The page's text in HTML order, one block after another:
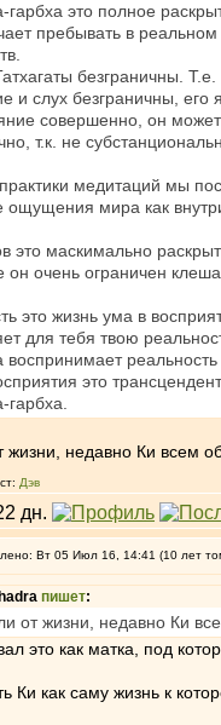
гарбха это полное
пребывать в
безграничны.
и слух безграничны, его
совершенно, он
т.к. не
медитаций мы
ощущения мира как
это маскимально
он очень ограничен
это жизнь ума в
для тебя твою
воспринимает
это
гарбха.
жизни, недавно Ки всем
Дэв
Вт 05 Июл 16, 14:41 (10 лет
пишет:
от жизни, недавно Ки
это как матка, под
Ки как саму жизнь к